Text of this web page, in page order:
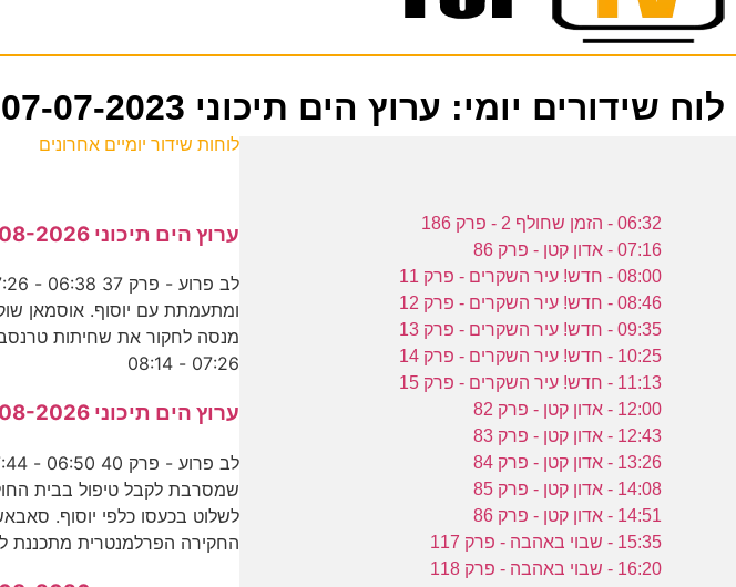
לוח שידורים יומי: ערוץ הים תיכוני 07-07-2023
06:32 - הזמן שחולף 2 - פרק 186
07:16 - אדון קטן - פרק 86
08:00 - חדש! עיר השקרים - פרק 11
08:46 - חדש! עיר השקרים - פרק 12
09:35 - חדש! עיר השקרים - פרק 13
10:25 - חדש! עיר השקרים - פרק 14
11:13 - חדש! עיר השקרים - פרק 15
12:00 - אדון קטן - פרק 82
12:43 - אדון קטן - פרק 83
13:26 - אדון קטן - פרק 84
14:08 - אדון קטן - פרק 85
14:51 - אדון קטן - פרק 86
15:35 - שבוי באהבה - פרק 117
16:20 - שבוי באהבה - פרק 118
לוחות שידור יומיים אחרונים
ערוץ הים תיכוני 07-08-2026
ומתעמתת עם יוסוף. אוסמאן
07:26 - 08:14
ערוץ הים תיכוני 06-08-2026
שמסרבת לקבל טיפול בבית
לשלוט בכעסו כלפי יוסוף.
החקירה הפרלמנטרית מתכננת